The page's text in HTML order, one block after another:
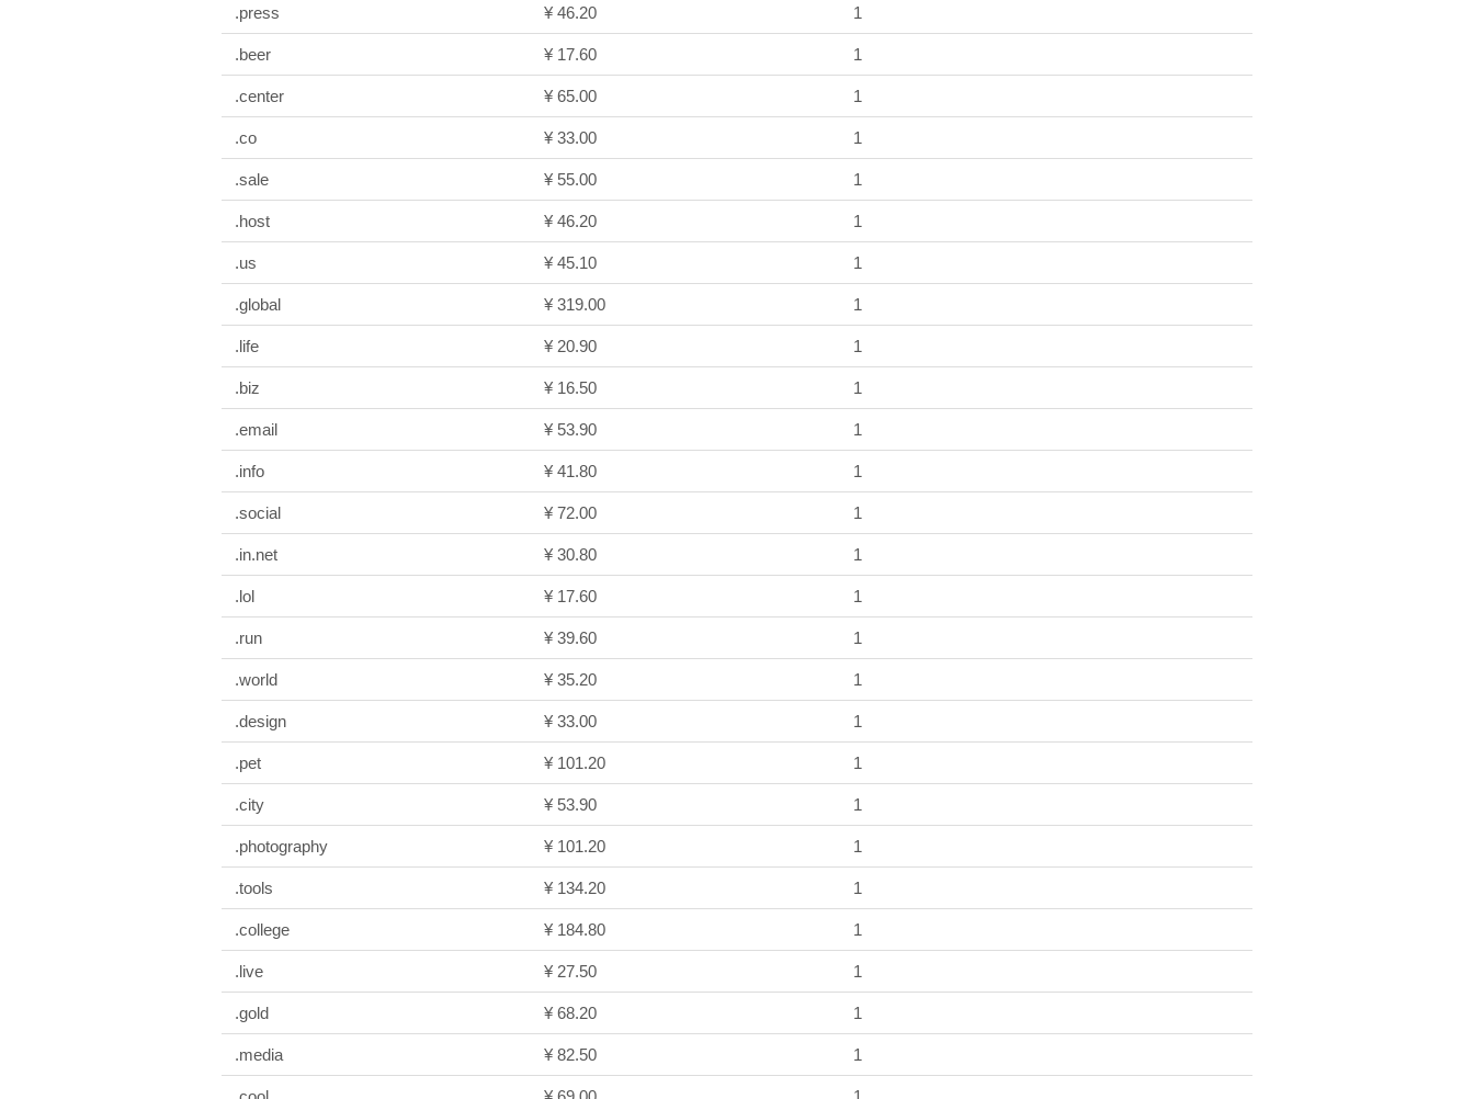
.press ¥ 46.20 1
.beer ¥ 17.60 1
.center ¥ 65.00 1
.co ¥ 33.00 1
.sale ¥ 55.00 1
.host ¥ 46.20 1
.us ¥ 45.10 1
.global ¥ 319.00 1
.life ¥ 20.90 1
.biz ¥ 16.50 1
.email ¥ 53.90 1
.info ¥ 41.80 1
.social ¥ 72.00 1
.in.net ¥ 30.80 1
.lol ¥ 17.60 1
.run ¥ 39.60 1
.world ¥ 35.20 1
.design ¥ 33.00 1
.pet ¥ 101.20 1
.city ¥ 53.90 1
.photography ¥ 101.20 1
.tools ¥ 134.20 1
.college ¥ 184.80 1
.live ¥ 27.50 1
.gold ¥ 68.20 1
.media ¥ 82.50 1